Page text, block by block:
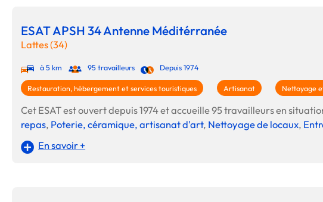
ESAT APSH 34 Antenne Méditérranée
Lattes (34)
à 5 km 95 travailleurs Depuis 1974
Restauration, hébergement et services touristiques Artisanat Nettoyage
Cet ESAT est ouvert depuis 1974 et accueille 95 travailleurs en
repas, Poterie, céramique, artisanat d'art, Nettoyage de locaux,
En savoir +